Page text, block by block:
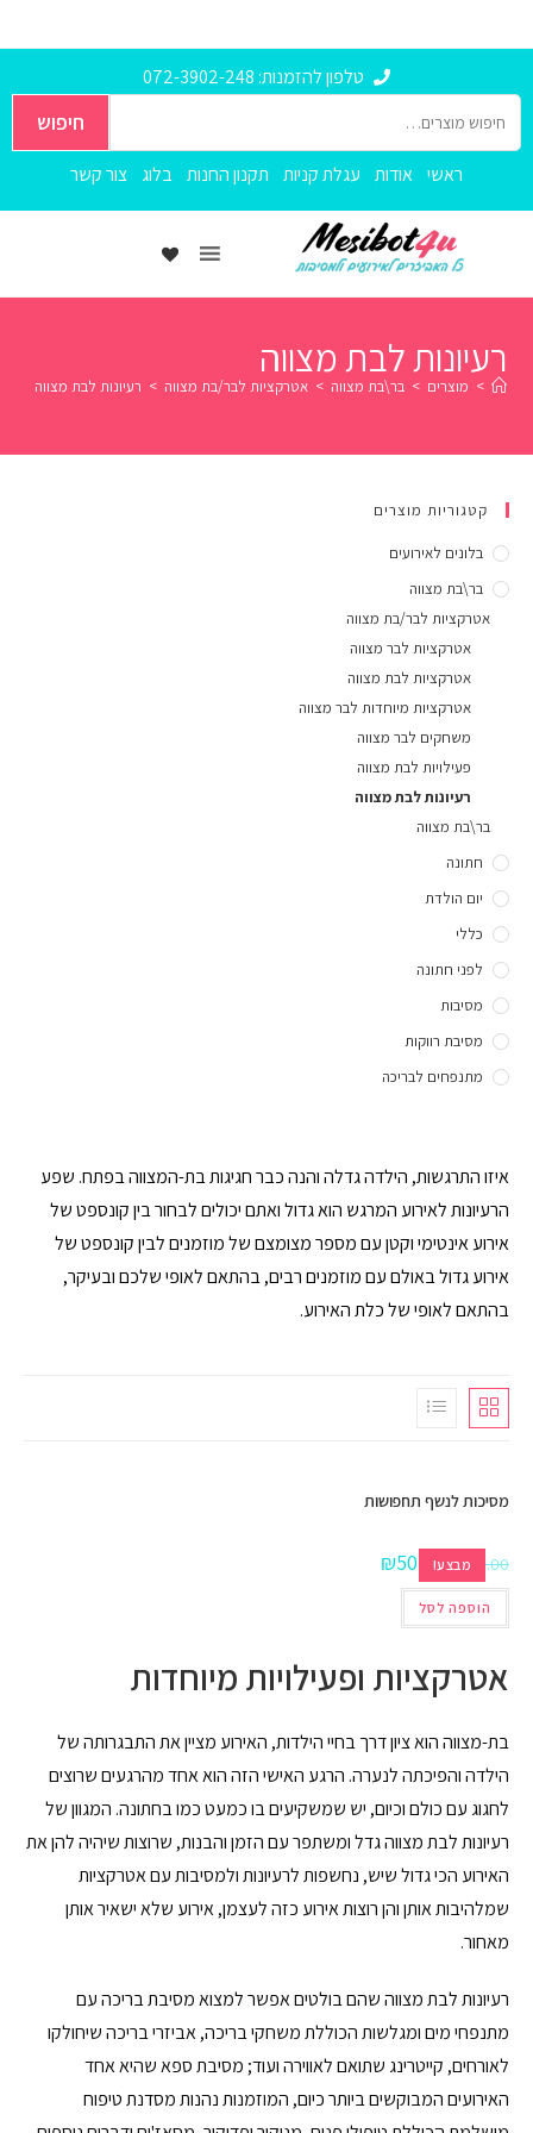
טלפון להזמנות: 072-3902-248
חיפוש
ראשי אודות עגלת קניות תקנון החנות בלוג צור קשר
רעיונות לבת מצווה
> מוצרים > בר\בת מצווה > אטרקציות לבר/בת מצווה > רעיונות לבת מצווה
קטגוריות מוצרים
בלונים לאירועים
בר\בת מצווה
אטרקציות לבר/בת מצווה
אטרקציות לבר מצווה
אטרקציות לבת מצווה
אטרקציות מיוחדות לבר מצווה
משחקים לבר מצווה
פעילויות לבת מצווה
רעיונות לבת מצווה
בר\בת מצווה
חתונה
יום הולדת
כללי
לפני חתונה
מסיבות
מסיבת רווקות
מתנפחים לבריכה
איזו התרגשות, הילדה גדלה והנה כבר חגיגות בת-המצווה בפתח. שפע
הרעיונות לאירוע המרגש הוא גדול ואתם יכולים לבחור בין קונספט של
אירוע אינטימי וקטן עם מספר מצומצם של מוזמנים לבין קונספט של
אירוע גדול באולם עם מוזמנים רבים, בהתאם לאופי שלכם ובעיקר,
בהתאם לאופי של כלת האירוע.
מבצע!
מסיכות לנשף תחפושות
₪100.00
₪50.00
הוספה לסל
אטרקציות ופעילויות מיוחדות
בת-מצווה הוא ציון דרך בחיי הילדות, האירוע מציין את התבגרותה של
הילדה והפיכתה לנערה. הרגע האישי הזה הוא אחד מהרגעים שרוצים
לחגוג עם כולם וכיום, יש שמשקיעים בו כמעט כמו בחתונה. המגוון של
רעיונות לבת מצווה גדל ומשתפר עם הזמן והבנות, שרוצות שיהיה להן את
האירוע הכי גדול שיש, נחשפות לרעיונות ולמסיבות עם אטרקציות
שמלהיבות אותן והן רוצות אירוע כזה לעצמן, אירוע שלא ישאיר אותן
מאחור.
רעיונות לבת מצווה שהם בולטים אפשר למצוא מסיבת בריכה עם
מתנפחי מים ומגלשות הכוללת משחקי בריכה, אביזרי בריכה שיחולקו
לאורחים, קייטרינג שתואם לאווירה ועוד; מסיבת ספא שהיא אחד
האירועים המבוקשים ביותר כיום, המוזמנות נהנות מסדנת טיפוח